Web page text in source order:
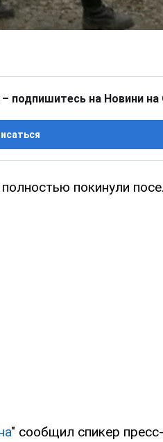
подпишитесь на Новини на
покинули
" сообщил спикер